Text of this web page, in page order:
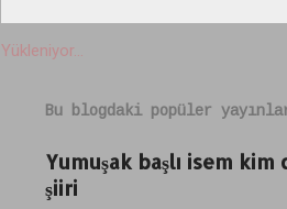
r
m
a
r
Yükleniyor...
Bu blogdaki popüler
Yumuşak başlı isem
şiiri